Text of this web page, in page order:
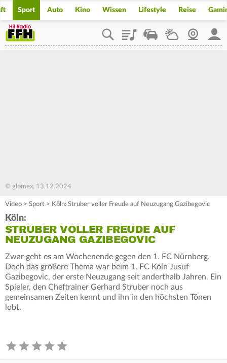
Sport Auto Kino Wissen Lifestyle Reise
PlaylistStaupilotWetterWebcam
© glomex, 13.12.2024
Video > Sport > Köln: Struber voller Freude auf Neuzugang Gazibegovic
Köln:
STRUBER VOLLER FREUDE AUF
NEUZUGANG GAZIBEGOVIC
Zwar geht es am Wochenende gegen den 1. FC Nürnberg.
Doch das größere Thema war beim 1. FC Köln Jusuf
Gazibegovic, der erste Neuzugang seit anderthalb Jahren. Ein
Spieler, den Cheftrainer Gerhard Struber noch aus
gemeinsamen Zeiten kennt und ihn in den höchsten Tönen
lobt.